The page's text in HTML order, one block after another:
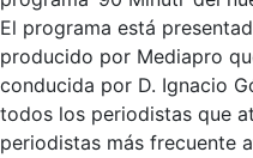
El programa está
producido por Mediapro
conducida por D. Ignacio
todos los periodistas que
periodistas más frecuente